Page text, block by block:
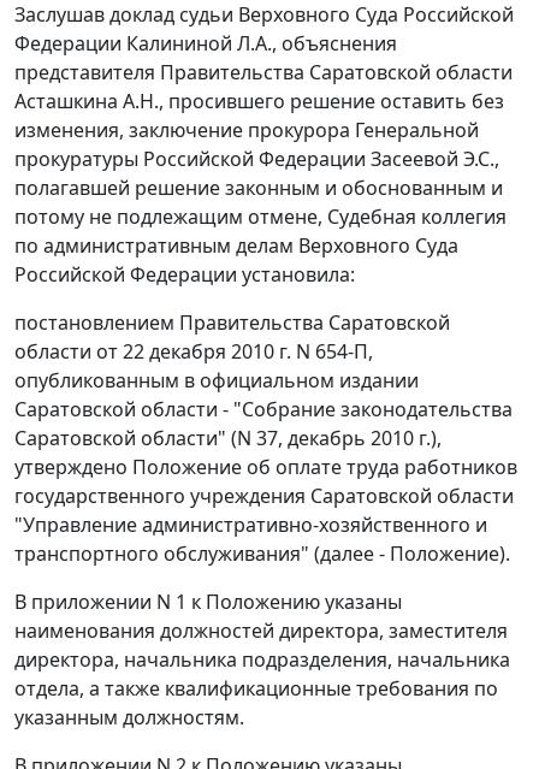
Заслушав доклад судьи Верховного Суда Российской
Федерации Калининой Л.А., объяснения
представителя Правительства Саратовской области
Асташкина А.Н., просившего решение оставить без
изменения, заключение прокурора Генеральной
прокуратуры Российской Федерации Засеевой Э.С.,
полагавшей решение законным и обоснованным и
потому не подлежащим отмене, Судебная коллегия
по административным делам Верховного Суда
Российской Федерации установила:
постановлением Правительства Саратовской
области от 22 декабря 2010 г. N 654-П,
опубликованным в официальном издании
Саратовской области - "Собрание законодательства
Саратовской области" (N 37, декабрь 2010 г.),
утверждено Положение об оплате труда работников
государственного учреждения Саратовской области
"Управление административно-хозяйственного и
транспортного обслуживания" (далее - Положение).
В приложении N 1 к Положению указаны
наименования должностей директора, заместителя
директора, начальника подразделения, начальника
отдела, а также квалификационные требования по
указанным должностям.